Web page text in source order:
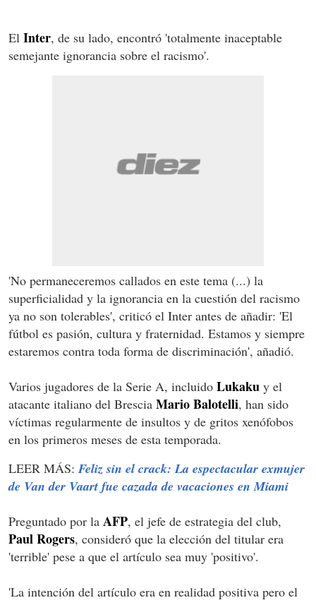
El Inter, de su lado, encontró 'totalmente inaceptable
semejante ignorancia sobre el racismo'.
'No permaneceremos callados en este tema (...) la
superficialidad y la ignorancia en la cuestión del racismo
ya no son tolerables', criticó el Inter antes de añadir: 'El
fútbol es pasión, cultura y fraternidad. Estamos y siempre
estaremos contra toda forma de discriminación', añadió.
Varios jugadores de la Serie A, incluido Lukaku y el
atacante italiano del Brescia Mario Balotelli, han sido
víctimas regularmente de insultos y de gritos xenófobos
en los primeros meses de esta temporada.
LEER MÁS: Feliz sin el crack: La espectacular exmujer
de Van der Vaart fue cazada de vacaciones en Miami
Preguntado por la AFP, el jefe de estrategia del club,
Paul Rogers, consideró que la elección del titular era
'terrible' pese a que el artículo sea muy 'positivo'.
'La intención del artículo era en realidad positiva pero el